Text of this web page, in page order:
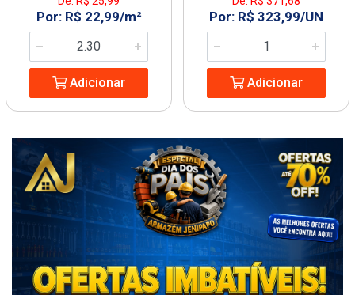
Por: R$ 22,99/m²
Adicionar
Por: R$ 323,99/UN
Adicionar